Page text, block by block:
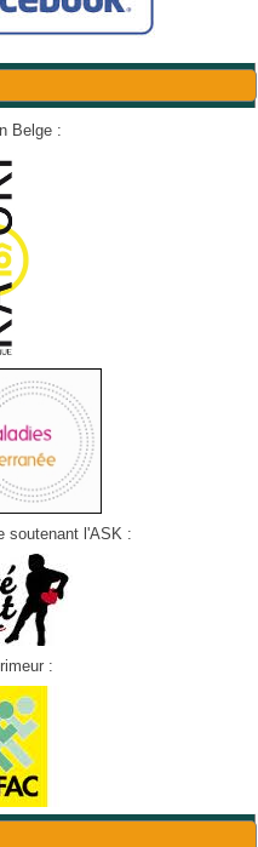
Belge :
soutenant l'ASK :
: